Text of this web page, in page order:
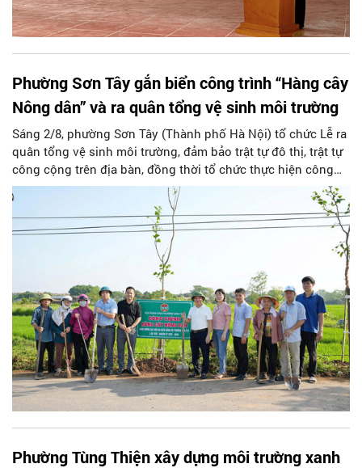
Phường Sơn Tây gắn biển công trình “Hàng cây
Nông dân” và ra quân tổng vệ sinh môi trường
Sáng 2/8, phường Sơn Tây (Thành phố Hà Nội) tổ chức Lễ ra
quân tổng vệ sinh môi trường, đảm bảo trật tự đô thị, trật tự
công cộng trên địa bàn, đồng thời tổ chức thực hiện công
trình “Hàng cây Nông dân” Chào mừng kỷ niệm 80 năm
Cách mạng tháng Tám thành công (19/8/1945 - 19/8/2025);
Quốc khánh 2/9 và chào mừng Đại hội đại biểu Đảng bộ
phường Sơn Tây lần thứ I, nhiệm kỳ 2025 - 2030.
Phường Tùng Thiện xây dựng môi trường xanh